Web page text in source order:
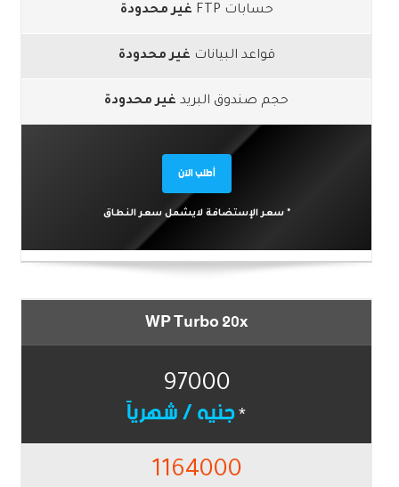
حسابات FTP غير محدودة
قواعد البيانات غير محدودة
حجم صندوق البريد غير محدودة
أطلب الآن
* سعر الإستضافة لايشمل سعر النطاق
WP Turbo 20x
97000
جنيه / شهرياً*
1164000